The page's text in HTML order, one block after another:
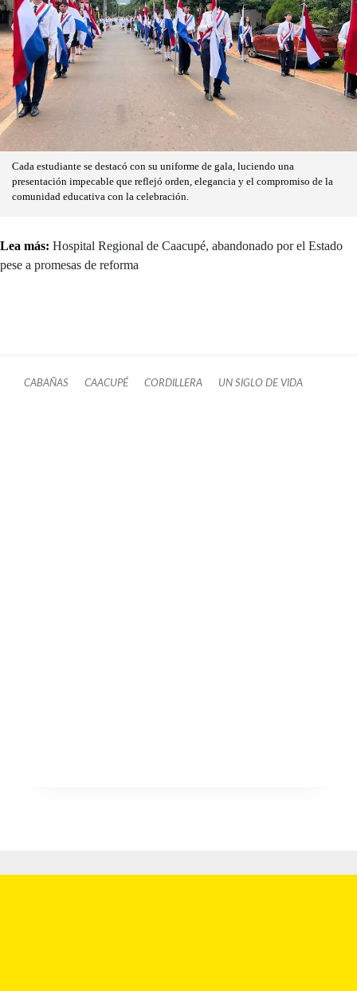
Cada estudiante se destacó con su uniforme de gala, luciendo una
presentación impecable que reflejó orden, elegancia y el compromiso de la
comunidad educativa con la celebración.
Lea más: Hospital Regional de Caacupé, abandonado por el Estado
pese a promesas de reforma
CABAÑAS CAACUPÉ CORDILLERA UN SIGLO DE VIDA